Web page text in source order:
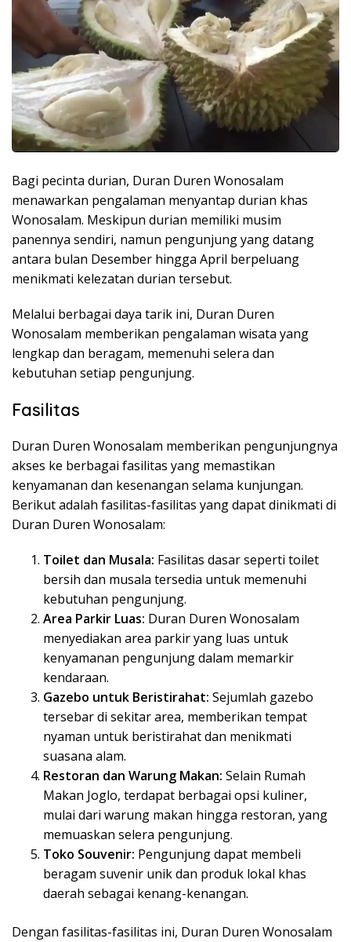
Bagi pecinta durian, Duran Duren Wonosalam
menawarkan pengalaman menyantap durian khas
Wonosalam. Meskipun durian memiliki musim
panennya sendiri, namun pengunjung yang datang
antara bulan Desember hingga April berpeluang
menikmati kelezatan durian tersebut.
Melalui berbagai daya tarik ini, Duran Duren
Wonosalam memberikan pengalaman wisata yang
lengkap dan beragam, memenuhi selera dan
kebutuhan setiap pengunjung.
Fasilitas
Duran Duren Wonosalam memberikan pengunjungnya
akses ke berbagai fasilitas yang memastikan
kenyamanan dan kesenangan selama kunjungan.
Berikut adalah fasilitas-fasilitas yang dapat dinikmati di
Duran Duren Wonosalam:
Toilet dan Musala: Fasilitas dasar seperti toilet
bersih dan musala tersedia untuk memenuhi
kebutuhan pengunjung.
Area Parkir Luas: Duran Duren Wonosalam
menyediakan area parkir yang luas untuk
kenyamanan pengunjung dalam memarkir
kendaraan.
Gazebo untuk Beristirahat: Sejumlah gazebo
tersebar di sekitar area, memberikan tempat
nyaman untuk beristirahat dan menikmati
suasana alam.
Restoran dan Warung Makan: Selain Rumah
Makan Joglo, terdapat berbagai opsi kuliner,
mulai dari warung makan hingga restoran, yang
memuaskan selera pengunjung.
Toko Souvenir: Pengunjung dapat membeli
beragam suvenir unik dan produk lokal khas
daerah sebagai kenang-kenangan.
Dengan fasilitas-fasilitas ini, Duran Duren Wonosalam